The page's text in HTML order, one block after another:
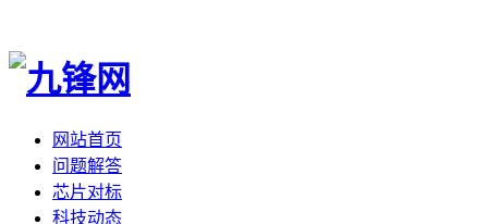
网站首页
问题解答
芯片对标
科技动态